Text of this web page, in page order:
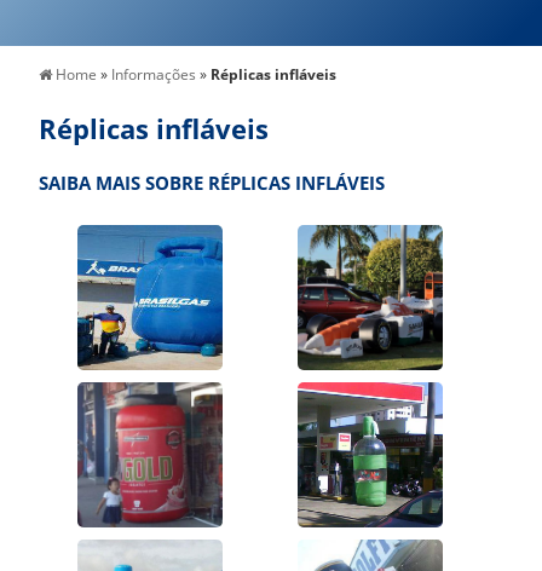
Home » Informações» Réplicas infláveis
Réplicas infláveis
SAIBA MAIS SOBRE RÉPLICAS INFLÁVEIS